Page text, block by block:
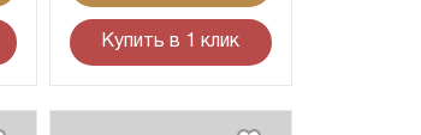
Купить в 1 клик